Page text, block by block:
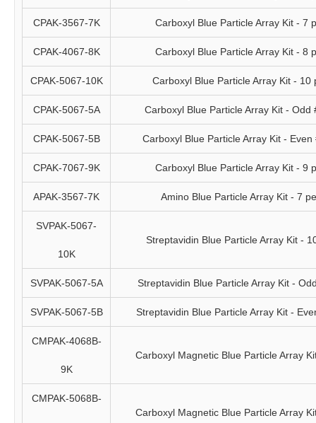
CPAK-3567-7K Carboxyl Blue Particle Array Kit - 7
CPAK-4067-8K Carboxyl Blue Particle Array Kit - 8
CPAK-5067-10K Carboxyl Blue Particle Array Kit - 10
CPAK-5067-5A Carboxyl Blue Particle Array Kit - Odd
CPAK-5067-5B Carboxyl Blue Particle Array Kit - Even
CPAK-7067-9K Carboxyl Blue Particle Array Kit - 9
APAK-3567-7K Amino Blue Particle Array Kit - 7
SVPAK-5067-
10K
Streptavidin Blue Particle Array Kit -
SVPAK-5067-5A Streptavidin Blue Particle Array Kit -
SVPAK-5067-5B Streptavidin Blue Particle Array Kit -
CMPAK-4068B-
9K
Carboxyl Magnetic Blue Particle Array
CMPAK-5068B-
Carboxyl Magnetic Blue Particle Array